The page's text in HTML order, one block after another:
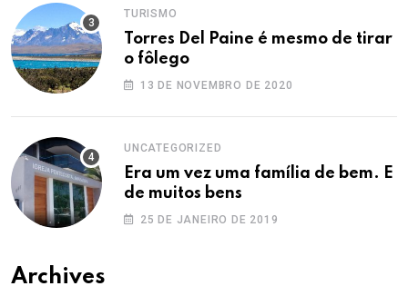
TURISMO
Torres Del Paine é mesmo de tirar
o fôlego
13 DE NOVEMBRO DE 2020
UNCATEGORIZED
Era um vez uma família de bem. E
de muitos bens
25 DE JANEIRO DE 2019
Archives